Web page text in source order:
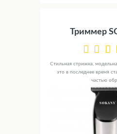
Триммер
Стильная стрижка,
это в последнее время
частью